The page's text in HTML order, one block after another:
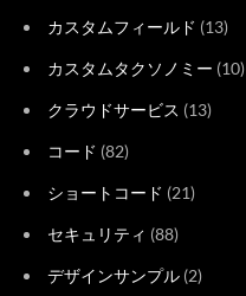
カスタムフィールド (13)
カスタムタクソノミー (10)
クラウドサービス (13)
コード (82)
ショートコード (21)
セキュリティ (88)
デザインサンプル (2)